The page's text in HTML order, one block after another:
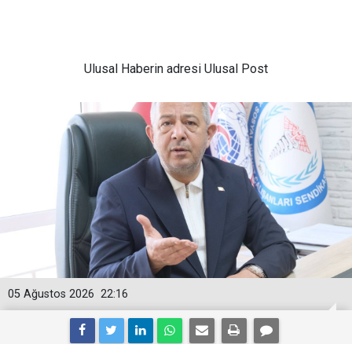
Ulusal Haberin adresi Ulusal Post
22:16
05 Ağustos 2026